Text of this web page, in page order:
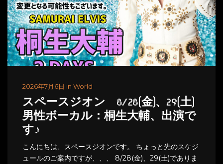
2026年7月6日 in World
スペースジオン 8/28(金)、29(土)
男性ボーカル：桐生大輔、出演で
す♪
こんにちは、スペースジオンです。 ちょっと先のスケジ
ュールのご案内ですが、、、 8/28(金)、29(土)でありま